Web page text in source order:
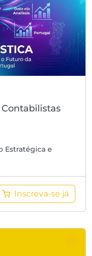
Estratégica e
Inscreva-se já